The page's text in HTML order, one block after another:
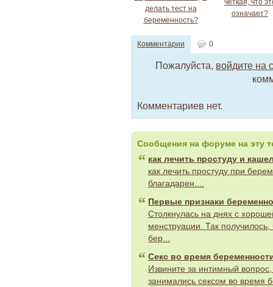
делать тест на
беременность?
четкая, что
означает?
Комментарии 0
Пожалуйста, войдите на
Комментариев нет.
Сообщения на форуме на эту
как лечить простуду и
как лечить простуду при
благадарен....
Первые признаки
Столкнулась на днях с
менструации. Так
бер...
Секс во время
Извините за интимный
занимались сексом во время